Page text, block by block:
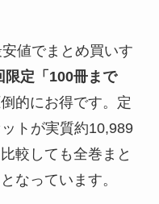
値でまとめ買いす
定「100冊まで
的にお得です。定
トが実質約10,989
較しても全巻まと
なっています。